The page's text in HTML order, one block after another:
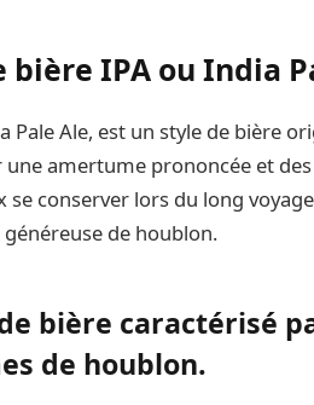
bière IPA ou India
Pale Ale, est un style de bière
une amertume prononcée et
se conserver lors du long
généreuse de houblon.
bière caractérisé
de houblon.